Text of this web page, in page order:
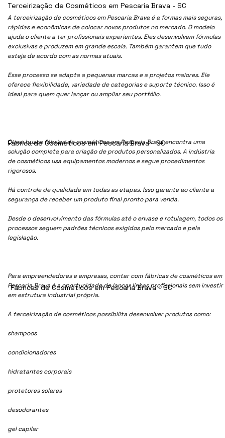
A terceirização de cosméticos em Pescaria Brava é a formas mais seguras,
rápidas e econômicas de colocar novos produtos no mercado. O modelo
ajuda o cliente a ter profissionais experientes. Eles desenvolvem fórmulas
exclusivas e produzem em grande escala. Também garantem que tudo
esteja de acordo com as normas atuais.
Esse processo se adapta a pequenas marcas e a projetos maiores. Ele
oferece flexibilidade, variedade de categorias e suporte técnico. Isso é
ideal para quem quer lançar ou ampliar seu portfólio.
Quem busca fábrica de cosméticos em Pescaria Brava encontra uma
solução completa para criação de produtos personalizados. A indústria
de cosméticos usa equipamentos modernos e segue procedimentos
rigorosos.
Há controle de qualidade em todas as etapas. Isso garante ao cliente a
segurança de receber um produto final pronto para venda.
Desde o desenvolvimento das fórmulas até o envase e rotulagem, todos os
processos seguem padrões técnicos exigidos pelo mercado e pela
legislação.
Para empreendedores e empresas, contar com fábricas de cosméticos em
Pescaria Brava é a oportunidade de lançar linhas profissionais sem investir
em estrutura industrial própria.
A terceirização de cosméticos possibilita desenvolver produtos como:
shampoos
condicionadores
hidratantes corporais
protetores solares
desodorantes
gel capilar
Fábrica de Cosméticos em Pescaria Brava - SC
Terceirização de Cosméticos em Pescaria Brava - SC
Fábricas de Cosméticos em Pescaria Brava - SC